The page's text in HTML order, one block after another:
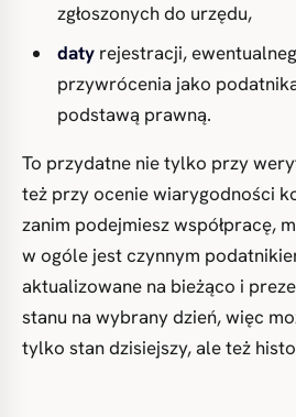
zgłoszonych do urzędu,
daty rejestracji,
przywrócenia jako
podstawą prawną.
To przydatne nie tylko przy
też przy ocenie wiarygodności
zanim podejmiesz współpracę,
w ogóle jest czynnym
aktualizowane na bieżąco i
stanu na wybrany dzień, więc
tylko stan dzisiejszy, ale też